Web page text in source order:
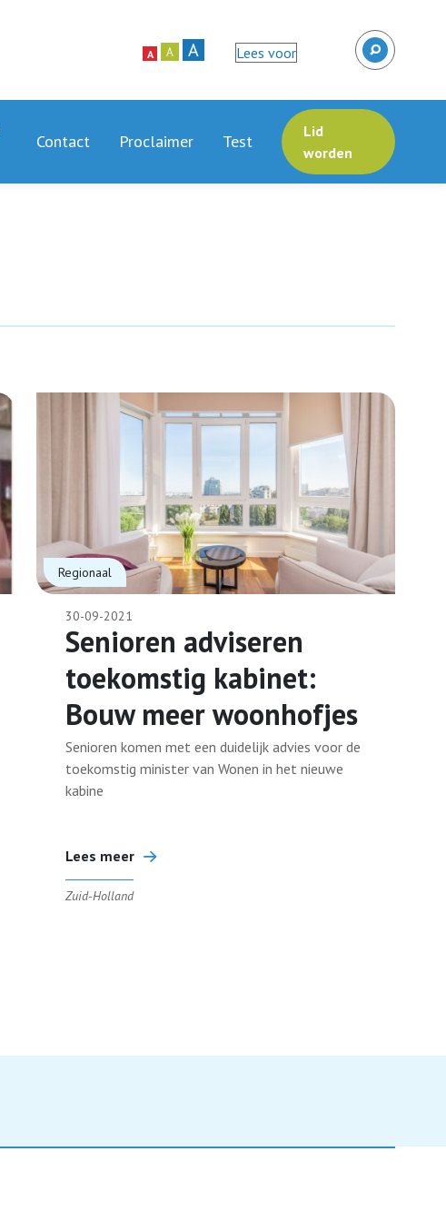
A A A Lees voor
Contact Proclaimer Test
Lid
worden
Regionaal
30-09-2021
Senioren adviseren
toekomstig kabinet:
Bouw meer woonhofjes
Senioren komen met een duidelijk advies voor de
toekomstig minister van Wonen in het nieuwe
kabine
Lees meer
Zuid-Holland